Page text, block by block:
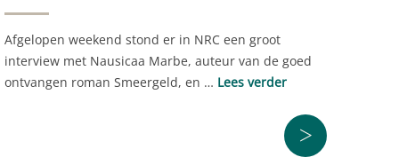
Afgelopen weekend stond er in NRC een groot
interview met Nausicaa Marbe, auteur van de goed
ontvangen roman Smeergeld, en … Lees verder
>